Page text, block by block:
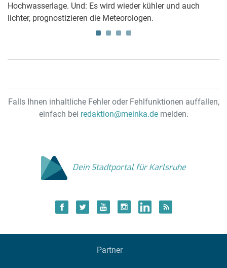
Hochwasserlage. Und: Es wird wieder kühler und auch
lichter, prognostizieren die Meteorologen.
Falls Ihnen inhaltliche Fehler oder Fehlfunktionen auffallen,
einfach bei redaktion@meinka.demelden.
Dein Stadtportal für Karlsruhe
Partner